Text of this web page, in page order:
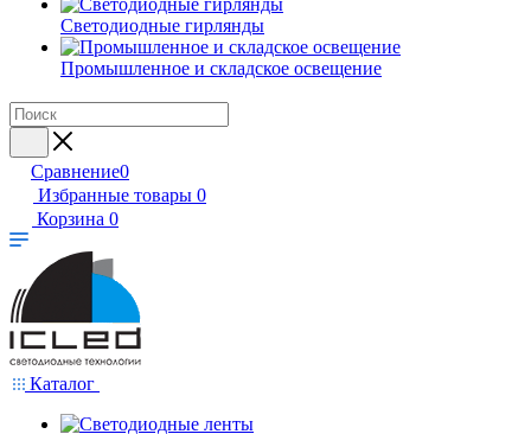
Светодиодные гирлянды
Промышленное и складское освещение
Сравнение0
Избранные товары 0
Корзина 0
Каталог